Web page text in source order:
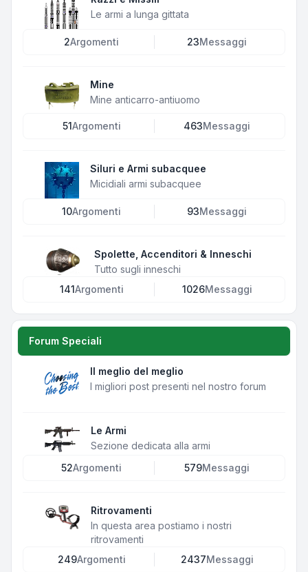
Le armi a lunga gittata
2Argomenti 23Messaggi
Mine
Mine anticarro-antiuomo
51Argomenti 463Messaggi
Siluri e Armi subacquee
Micidiali armi subacquee
10Argomenti 93Messaggi
Spolette, Accenditori & Inneschi
Tutto sugli inneschi
141Argomenti 1026Messaggi
Forum Speciali
Il meglio del meglio
I migliori post presenti nel nostro forum
Le Armi
Sezione dedicata alla armi
52Argomenti 579Messaggi
Ritrovamenti
In questa area postiamo i nostri
ritrovamenti
249Argomenti 2437Messaggi